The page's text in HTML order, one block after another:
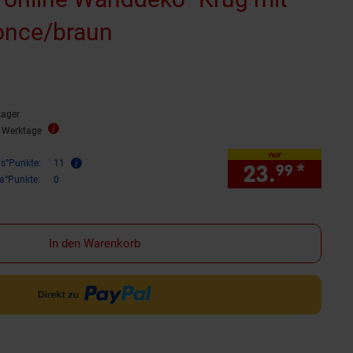
braun
Werktage
11
0
nur
23.99 *
In den Warenkorb